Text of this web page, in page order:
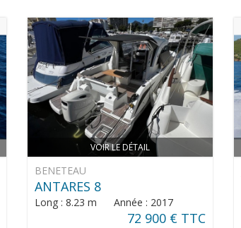
VOIR LE DÉTAIL
BENETEAU
ANTARES 8
Long : 8.23 m Année : 2017
72 900 € TTC